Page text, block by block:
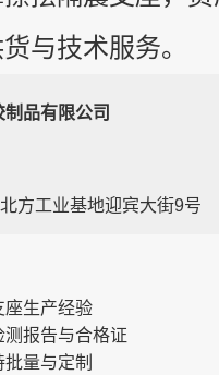
与技术服务。
品有限公司
方工业基地迎宾大街9号
座生产经验
测报告与合格证
量与定制